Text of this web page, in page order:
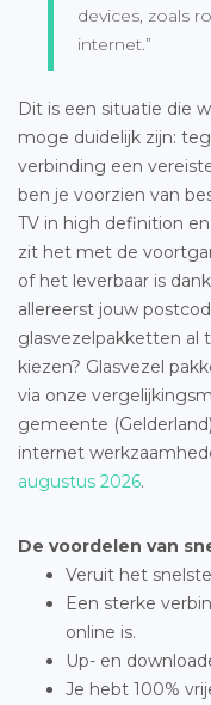
devices, zoals
internet.”
Dit is een situatie die
moge duidelijk zijn:
verbinding een
ben je voorzien van
TV in high definition
zit het met de
of het leverbaar is
allereerst jouw
glasvezelpakketten al
kiezen? Glasvezel
via onze
gemeente
internet
augustus 2026.
De voordelen van
Veruit het
Een sterke
online is.
Up- en
Je hebt 100%